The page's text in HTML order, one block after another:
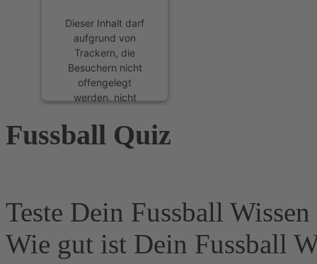
Dieser Inhalt darf
aufgrund von
Trackern, die
Besuchern nicht
offengelegt
werden, nicht
Der Besitzer der
Website muss diese
Liste der
verwendeten
hinzuzufügen.
Fussball Quiz
Teste Dein Fussball
Wie gut ist Dein Fussball